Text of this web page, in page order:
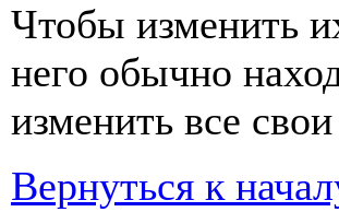
Чтобы изменить
него обычно
изменить все
Вернуться к